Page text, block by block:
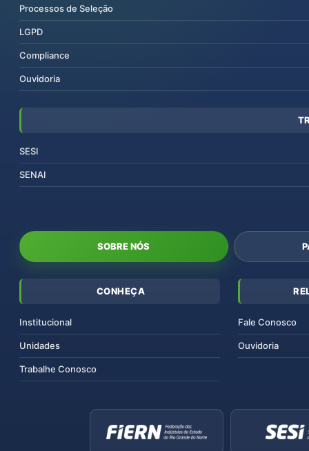
Processos de Seleção
LGPD
Compliance
Ouvidoria
SESI
SENAI
SOBRE NÓS
CONHEÇA
Institucional
Unidades
Trabalhe Conosco
Fale Conosco
Ouvidoria